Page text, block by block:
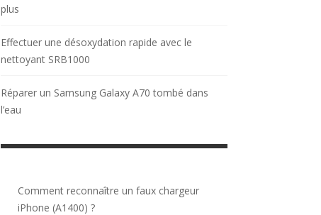
plus
Effectuer une désoxydation rapide avec le
nettoyant SRB1000
Réparer un Samsung Galaxy A70 tombé dans
l’eau
Comment reconnaître un faux chargeur
iPhone (A1400) ?